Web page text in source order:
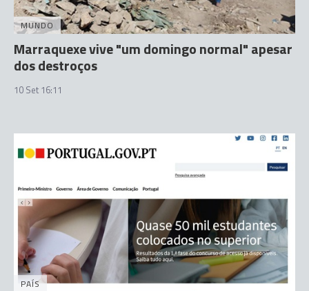
MUNDO
Marraquexe vive "um domingo normal" apesar
dos destroços
10 Set 16:11
PAÍS